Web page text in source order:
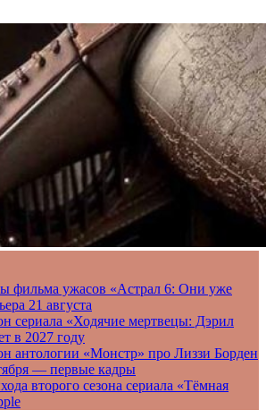
фильма ужасов «Астрал 6: Они уже
21 августа
сериала «Ходячие мертвецы: Дэрил
в 2027 году
антологии «Монстр» про Лиззи Борден
— первые кадры
второго сезона сериала «Тёмная